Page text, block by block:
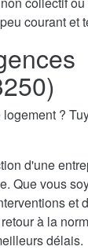
courant et
?
d'une
Que vous
et
à la
délais.